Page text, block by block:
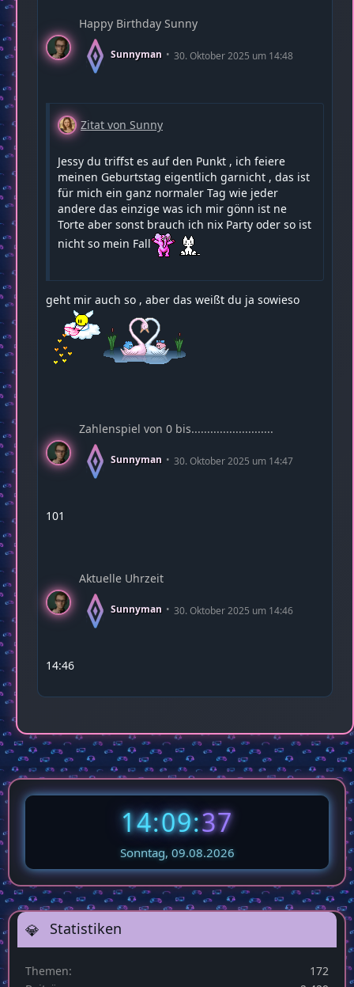
Happy Birthday Sunny
Sunnyman 30. Oktober 2025 um 14:48
Zitat von Sunny
Jessy du triffst es auf den Punkt , ich feiere
meinen Geburtstag eigentlich garnicht , das ist
für mich ein ganz normaler Tag wie jeder
andere das einzige was ich mir gönn ist ne
Torte aber sonst brauch ich nix Party oder so ist
nicht so mein Fall
geht mir auch so , aber das weißt du ja sowieso
Zahlenspiel von 0 bis..........................
Sunnyman 30. Oktober 2025 um 14:47
101
Aktuelle Uhrzeit
Sunnyman 30. Oktober 2025 um 14:46
14:46
14:09:38
Sonntag, 09.08.2026
Statistiken
Themen
172